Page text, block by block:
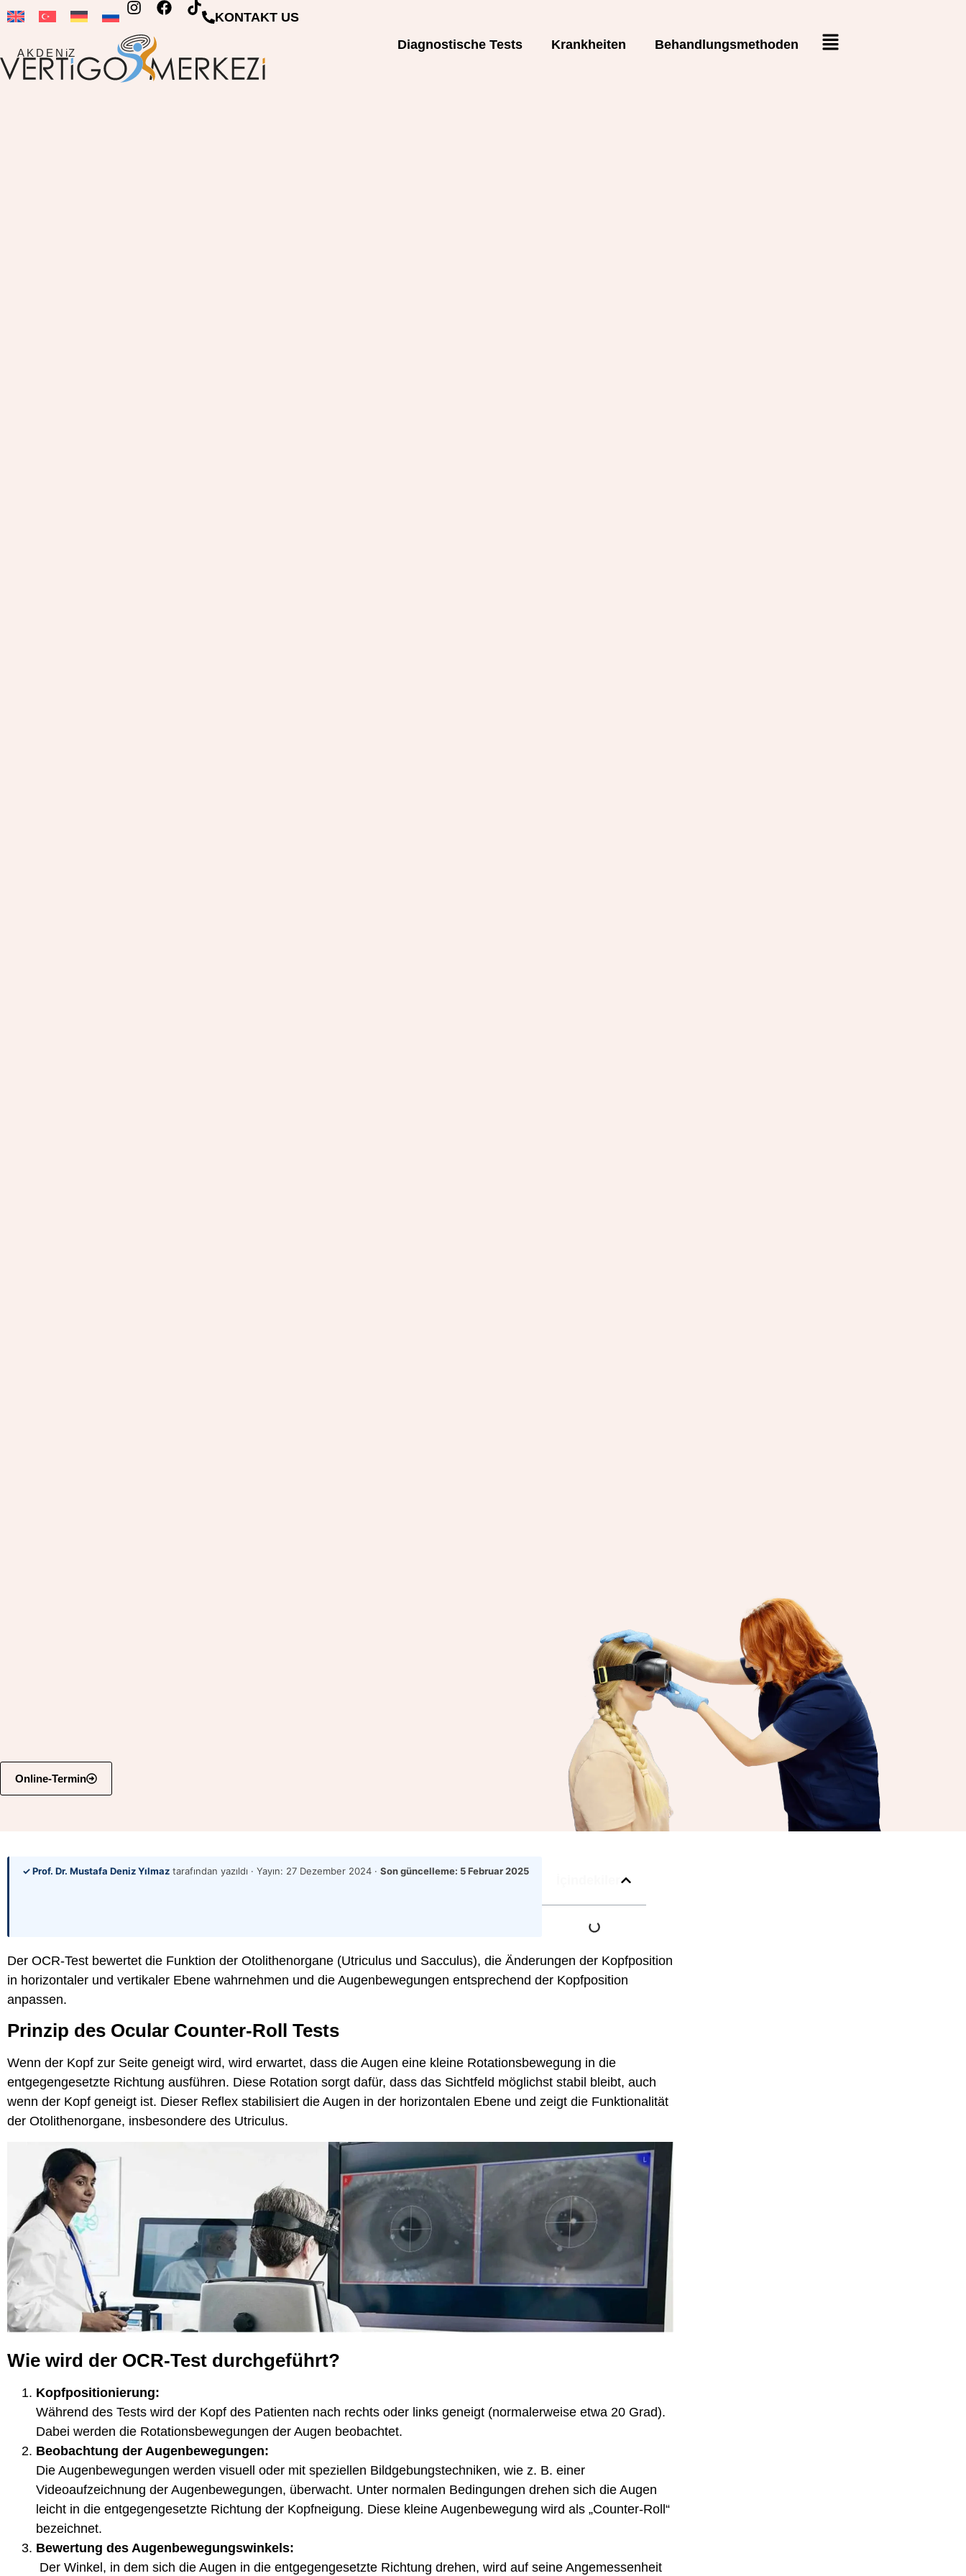
KONTAKT US
Diagnostische Tests
Krankheiten Behandlungsmethoden
Online-Termin
✓ Prof. Dr. Mustafa Deniz Yılmaz tarafından yazıldı · Yayın: 27 Dezember 2024 · Son güncelleme: 5 Februar 2025
Der OCR-Test bewertet die Funktion der Otolithenorgane (Utriculus und Sacculus), die Änderungen der Kopfposition
in horizontaler und vertikaler Ebene wahrnehmen und die Augenbewegungen entsprechend der Kopfposition
anpassen.
Prinzip des Ocular Counter-Roll Tests
Wenn der Kopf zur Seite geneigt wird, wird erwartet, dass die Augen eine kleine Rotationsbewegung in die
entgegengesetzte Richtung ausführen. Diese Rotation sorgt dafür, dass das Sichtfeld möglichst stabil bleibt, auch
wenn der Kopf geneigt ist. Dieser Reflex stabilisiert die Augen in der horizontalen Ebene und zeigt die Funktionalität
der Otolithenorgane, insbesondere des Utriculus.
Wie wird der OCR-Test durchgeführt?
Kopfpositionierung:
Während des Tests wird der Kopf des Patienten nach rechts oder links geneigt (normalerweise etwa 20 Grad).
Dabei werden die Rotationsbewegungen der Augen beobachtet.
Beobachtung der Augenbewegungen:
Die Augenbewegungen werden visuell oder mit speziellen Bildgebungstechniken, wie z. B. einer
Videoaufzeichnung der Augenbewegungen, überwacht. Unter normalen Bedingungen drehen sich die Augen
leicht in die entgegengesetzte Richtung der Kopfneigung. Diese kleine Augenbewegung wird als „Counter-Roll“
bezeichnet.
Bewertung des Augenbewegungswinkels:
Der Winkel, in dem sich die Augen in die entgegengesetzte Richtung drehen, wird auf seine Angemessenheit